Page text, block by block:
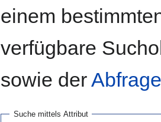
einem
verfügbare
sowie der
Suche mittels Attribut